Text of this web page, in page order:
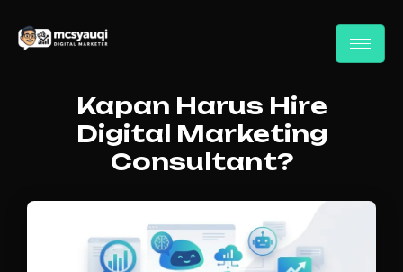
Kapan Harus Hire
Digital Marketing
Consultant?